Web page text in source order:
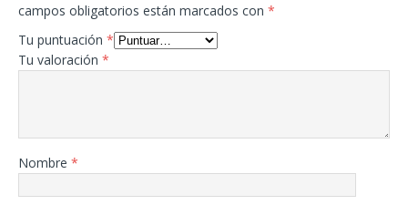
campos obligatorios están marcados con *
Tu puntuación *
Tu valoración *
Nombre *